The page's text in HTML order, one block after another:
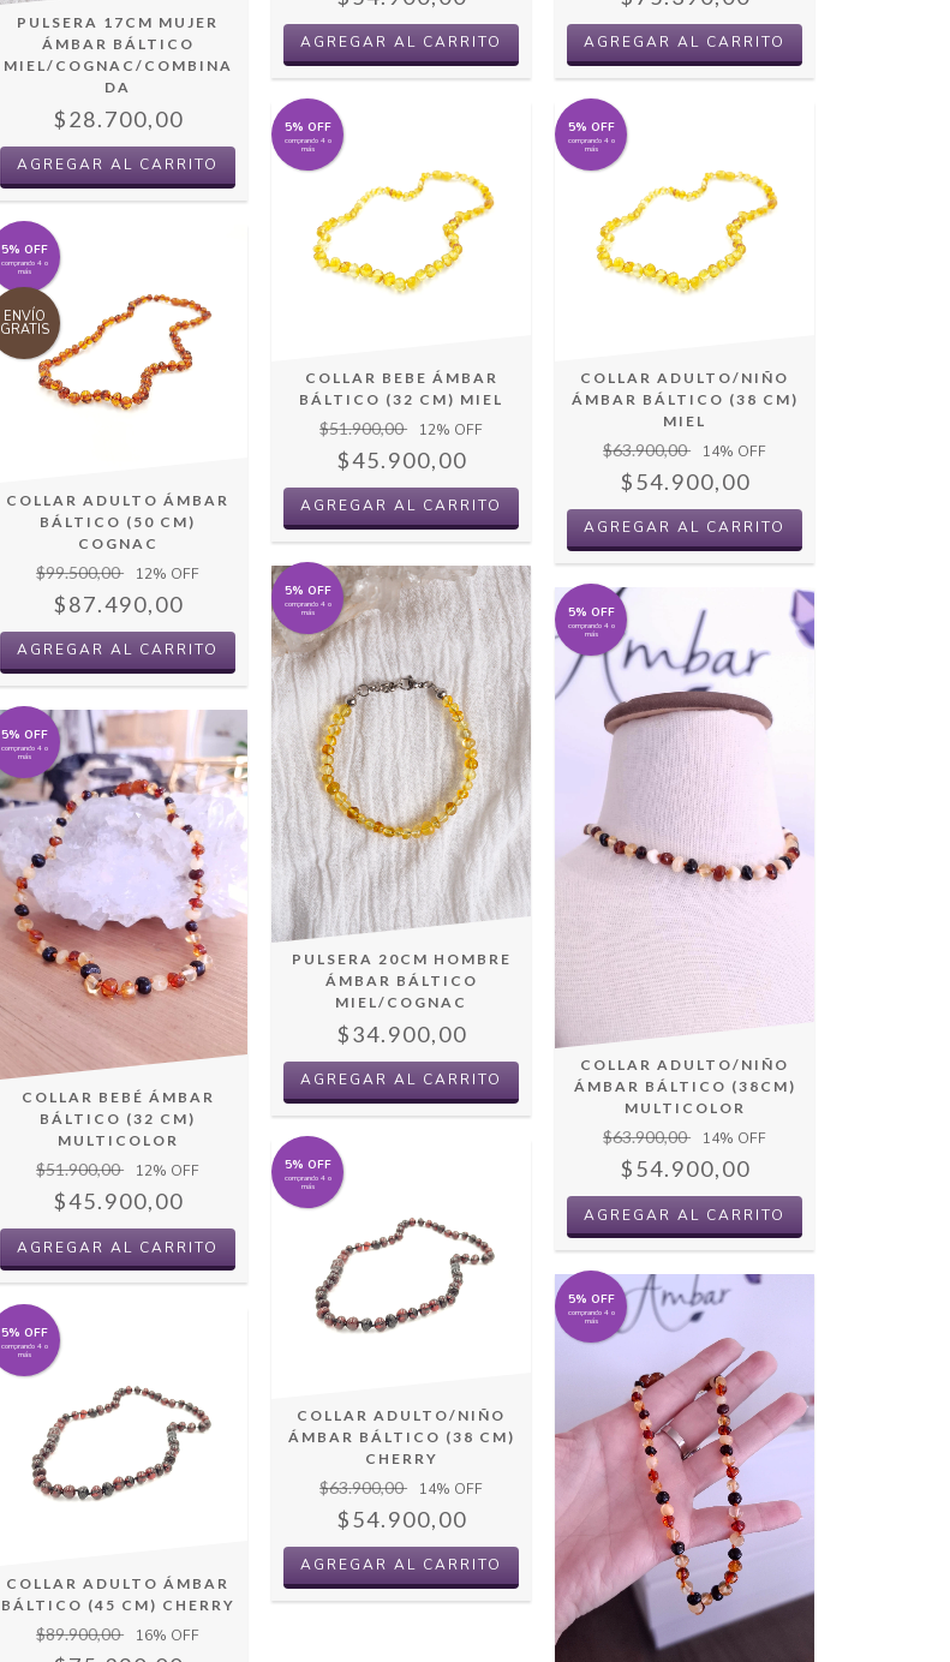
PULSERA 17CM MUJER
ÁMBAR BÁLTICO
MIEL/COGNAC/COMBINA
DA
$28.700,00
AGREGAR AL CARRITO
5% OFF
comprando 4 o
más
ENVÍO
GRATIS
COLLAR ADULTO ÁMBAR
BÁLTICO (50 CM)
COGNAC
$99.500,00 12% OFF
$87.490,00
5% OFF
comprando 4 o
más
COLLAR BEBE ÁMBAR
BÁLTICO (32 CM) MIEL
$51.900,00 12% OFF
$45.900,00
5% OFF
comprando 4 o
más
COLLAR ADULTO/NIÑO
ÁMBAR BÁLTICO (38 CM)
MIEL
$63.900,00 14% OFF
$54.900,00
5% OFF
comprando 4 o
más
COLLAR BEBÉ ÁMBAR
BÁLTICO (32 CM)
MULTICOLOR
$51.900,00 12% OFF
$45.900,00
5% OFF
comprando 4 o
más
PULSERA 20CM HOMBRE
ÁMBAR BÁLTICO
MIEL/COGNAC
$34.900,00
AGREGAR AL CARRITO
5% OFF
comprando 4 o
más
COLLAR ADULTO/NIÑO
ÁMBAR BÁLTICO (38CM)
MULTICOLOR
$63.900,00 14% OFF
$54.900,00
5% OFF
comprando 4 o
más
COLLAR ADULTO ÁMBAR
BÁLTICO (45 CM) CHERRY
$89.900,00 16% OFF
5% OFF
comprando 4 o
más
COLLAR ADULTO/NIÑO
ÁMBAR BÁLTICO (38 CM)
CHERRY
$63.900,00 14% OFF
$54.900,00
5% OFF
comprando 4 o
más